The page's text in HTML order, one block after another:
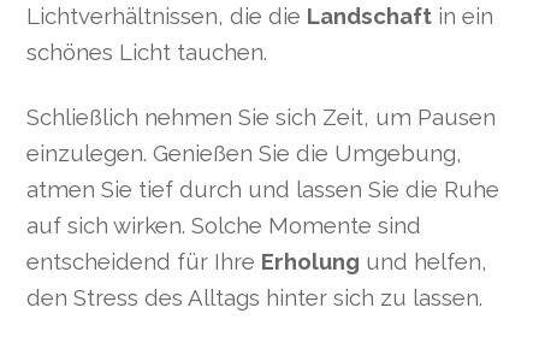
Lichtverhältnissen, die die Landschaft in ein
schönes Licht tauchen.
Schließlich nehmen Sie sich Zeit, um Pausen
einzulegen. Genießen Sie die Umgebung,
atmen Sie tief durch und lassen Sie die Ruhe
auf sich wirken. Solche Momente sind
entscheidend für Ihre Erholung und helfen,
den Stress des Alltags hinter sich zu lassen.